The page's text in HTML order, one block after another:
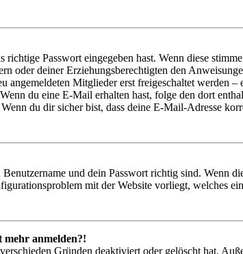
Passwort eingegeben hast. Wenn diese
oder deiner Erziehungsberechtigten den
Mitglieder erst freigeschaltet werden
du eine E-Mail erhalten hast, folge den dort
du dir sicher bist, dass deine E-Mail-Adresse
und dein Passwort richtig sind. Wenn
mit der Website vorliegt, welches
anmelden?!
Gründen deaktiviert oder gelöscht hat.